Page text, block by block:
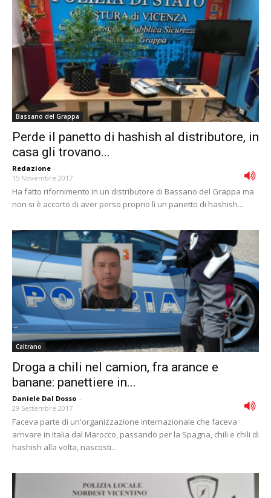
Bassano del Grappa
Perde il panetto di hashish al distributore, in
casa gli trovano...
Redazione -
15 Novembre 2017
Ha fatto rifornimento in un distributore di Bassano del Grappa ma
non si è accorto di aver perso proprio lì un panetto di hashish...
Caltrano
Droga a chili nel camion, fra arance e
banane: panettiere in...
Daniele Dal Dosso -
29 Settembre 2017
Faceva parte di un'organizzazione internazionale che faceva
arrivare in Italia dal Marocco, passando per la Spagna, chili e chili di
hashish alla volta, nascosti...